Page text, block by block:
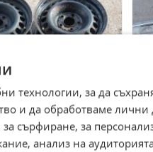
джанти за Мецедес
технологии, за да
и да обработваме лични
сърфиране, за
анализ на